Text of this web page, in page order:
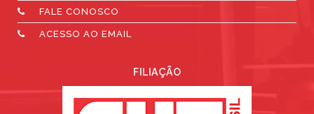
FALE CONOSCO
ACESSO AO EMAIL
FILIAÇÃO